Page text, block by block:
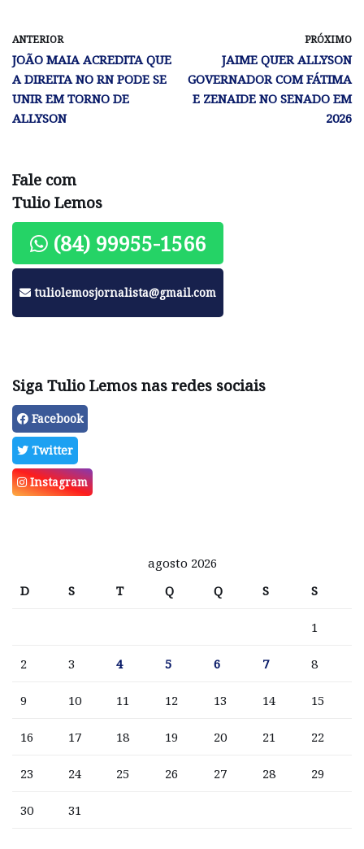
ANTERIOR
JOÃO MAIA ACREDITA QUE
A DIREITA NO RN PODE SE
UNIR EM TORNO DE
ALLYSON
PRÓXIMO
JAIME QUER ALLYSON
GOVERNADOR COM FÁTIMA
E ZENAIDE NO SENADO EM
2026
Fale com
Tulio Lemos
(84) 99955-1566
tuliolemosjornalista@gmail.com
Siga Tulio Lemos nas redes sociais
Facebook
Twitter
Instagram
agosto 2026
D
S T Q Q S S
1
2 3 4 5 6 7 8
9 10 11 12 13 14 15
16 17 18 19 20 21 22
23 24 25 26 27 28 29
30 31